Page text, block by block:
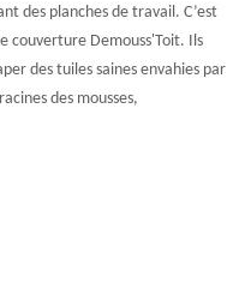
des planches de travail. C’est
couverture Demouss'Toit. Ils
des tuiles saines envahies par
des mousses,